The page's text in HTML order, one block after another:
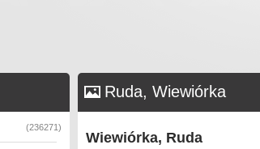
(236271)
Ruda, Wiewiórka
Wiewiórka, Ruda